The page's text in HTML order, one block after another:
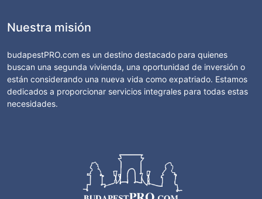
Nuestra misión
budapestPRO.com es un destino destacado para quienes
buscan una segunda vivienda, una oportunidad de inversión o
están considerando una nueva vida como expatriado. Estamos
dedicados a proporcionar servicios integrales para todas estas
necesidades.